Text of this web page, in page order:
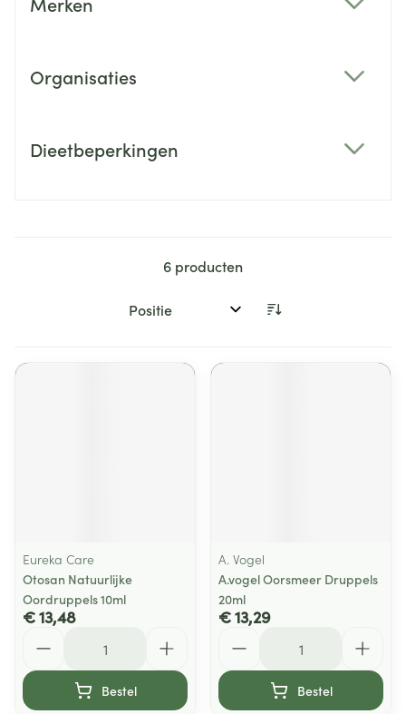
Organisaties
Dieetbeperkingen
6 producten
Sorteer op:
Eureka Care
Otosan Natuurlijke
Oordruppels 10ml
€ 13,48
Bestel
A. Vogel
A.vogel Oorsmeer Druppels
20ml
€ 13,29
Bestel